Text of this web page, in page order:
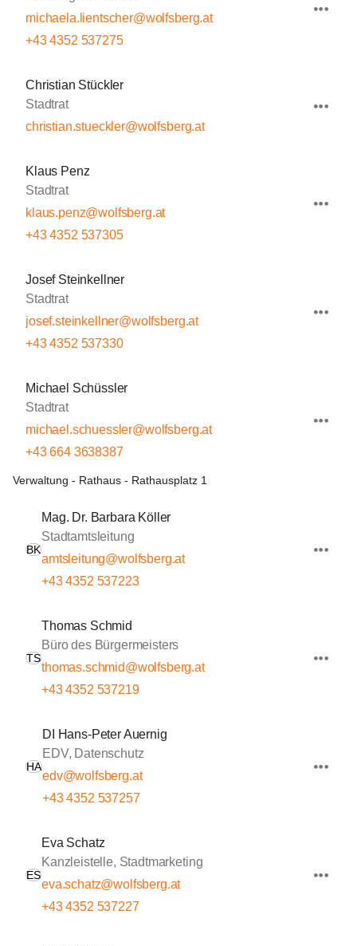
michaela.lientscher@wolfsberg.at
+43 4352 537275
Christian Stückler
Stadtrat
christian.stueckler@wolfsberg.at
Klaus Penz
Stadtrat
klaus.penz@wolfsberg.at
+43 4352 537305
Josef Steinkellner
Stadtrat
josef.steinkellner@wolfsberg.at
+43 4352 537330
Michael Schüssler
Stadtrat
michael.schuessler@wolfsberg.at
+43 664 3638387
Verwaltung - Rathaus - Rathausplatz 1
BK
Mag. Dr. Barbara Köller
Stadtamtsleitung
amtsleitung@wolfsberg.at
+43 4352 537223
TS
Thomas Schmid
Büro des Bürgermeisters
thomas.schmid@wolfsberg.at
+43 4352 537219
HA
DI Hans-Peter Auernig
EDV, Datenschutz
edv@wolfsberg.at
+43 4352 537257
ES
Eva Schatz
Kanzleistelle, Stadtmarketing
eva.schatz@wolfsberg.at
+43 4352 537227